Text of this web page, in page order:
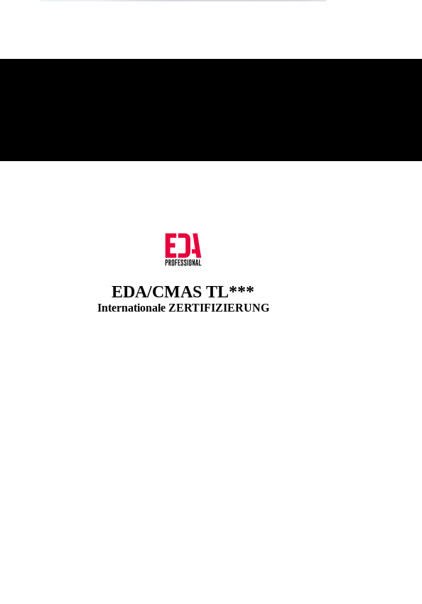
EDA/CMAS TL***
Internationale ZERTIFIZIERUNG